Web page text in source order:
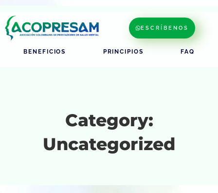
BENEFICIOS PRINCIPIOS FAQ
ESCRÍBENOS
Category:
Uncategorized